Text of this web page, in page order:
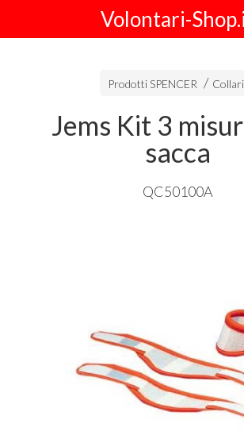
Volontari-
Prodotti SPENCER Collari
Jems Kit 3
sacca
QC50100A